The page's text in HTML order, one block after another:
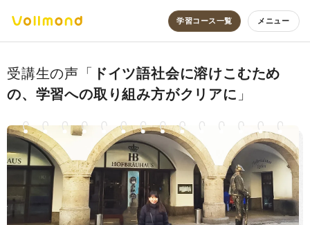
学習コース一覧 メニュー
ドイツ語社会に溶けこむため
の、学習への取り組み方がクリアに